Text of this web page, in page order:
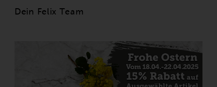
Dein Felix Team